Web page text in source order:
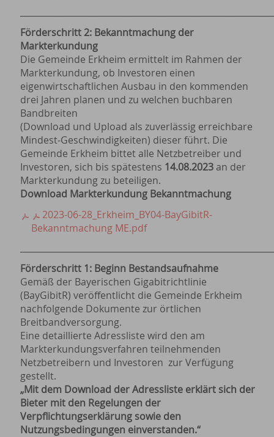
Förderschritt 2: Bekanntmachung der
Markterkundung
Die Gemeinde Erkheim ermittelt im Rahmen der
Markterkundung, ob Investoren einen
eigenwirtschaftlichen Ausbau in den kommenden
drei Jahren planen und zu welchen buchbaren
Bandbreiten
(Download und Upload als zuverlässig erreichbare
Mindest-Geschwindigkeiten) dieser führt. Die
Gemeinde Erkheim bittet alle Netzbetreiber und
Investoren, sich bis spätestens 14.08.2023an der
Markterkundung zu beteiligen.
Download Markterkundung Bekanntmachung
2023-06-28_Erkheim_BY04-BayGibitR-
Bekanntmachung ME.pdf
Förderschritt 1: Beginn Bestandsaufnahme
Gemäß der Bayerischen Gigabitrichtlinie
(BayGibitR) veröffentlicht die Gemeinde Erkheim
nachfolgende Dokumente zur örtlichen
Breitbandversorgung.
Eine detaillierte Adressliste wird den am
Markterkundungsverfahren teilnehmenden
Netzbetreibern und Investoren zur Verfügung
gestellt.
„Mit dem Download der Adressliste erklärt sich der
Bieter mit den Regelungen der
Verpflichtungserklärung sowie den
Nutzungsbedingungen einverstanden.“